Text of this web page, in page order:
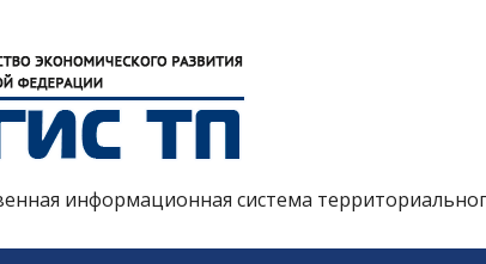
информационная система